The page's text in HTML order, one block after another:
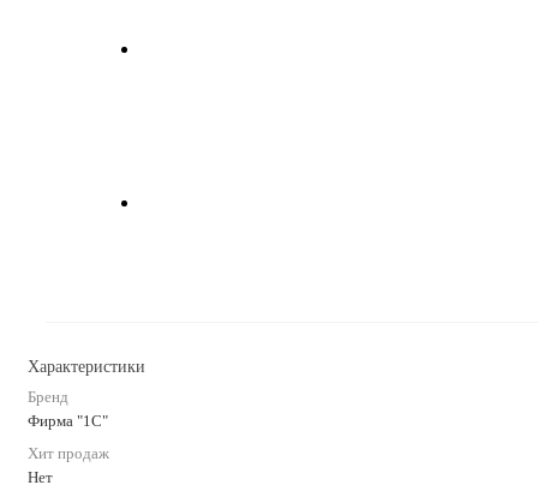
Характеристики
Бренд
Фирма "1С"
Хит продаж
Нет